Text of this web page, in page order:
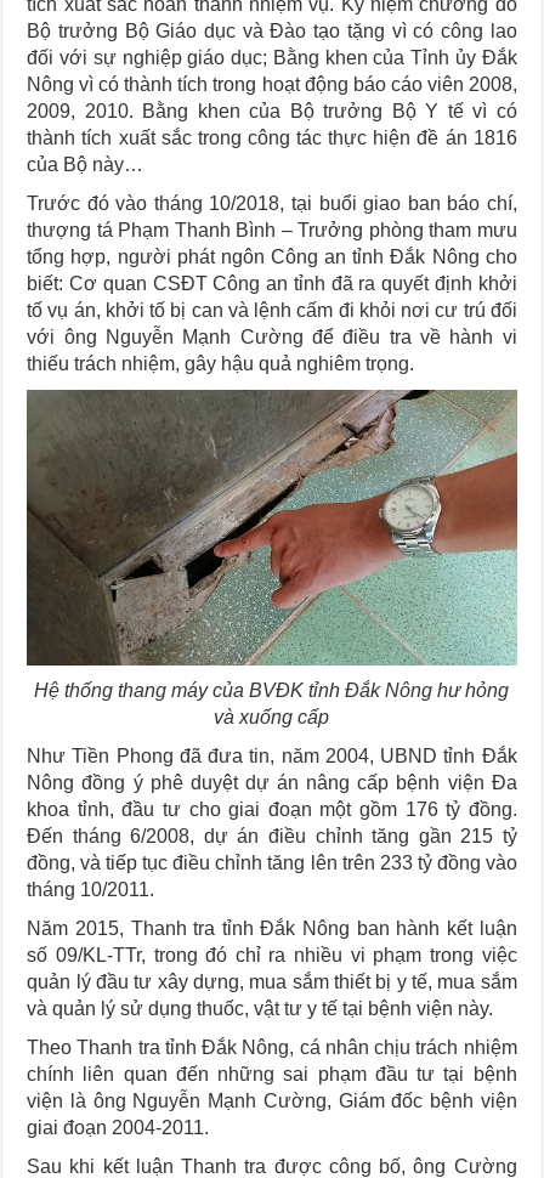
tích xuất sắc hoàn thành nhiệm vụ. Kỷ niệm chương do
Bộ trưởng Bộ Giáo dục và Đào tạo tặng vì có công lao
đối với sự nghiệp giáo dục; Bằng khen của Tỉnh ủy Đắk
Nông vì có thành tích trong hoạt động báo cáo viên 2008,
2009, 2010. Bằng khen của Bộ trưởng Bộ Y tế vì có
thành tích xuất sắc trong công tác thực hiện đề án 1816
của Bộ này…
Trước đó vào tháng 10/2018, tại buổi giao ban báo chí,
thượng tá Phạm Thanh Bình – Trưởng phòng tham mưu
tổng hợp, người phát ngôn Công an tỉnh Đắk Nông cho
biết: Cơ quan CSĐT Công an tỉnh đã ra quyết định khởi
tố vụ án, khởi tố bị can và lệnh cấm đi khỏi nơi cư trú đối
với ông Nguyễn Mạnh Cường để điều tra về hành vi
thiếu trách nhiệm, gây hậu quả nghiêm trọng.
Hệ thống thang máy của BVĐK tỉnh Đắk Nông hư hỏng
và xuống cấp
Như Tiền Phong đã đưa tin, năm 2004, UBND tỉnh Đắk
Nông đồng ý phê duyệt dự án nâng cấp bệnh viện Đa
khoa tỉnh, đầu tư cho giai đoạn một gồm 176 tỷ đồng.
Đến tháng 6/2008, dự án điều chỉnh tăng gần 215 tỷ
đồng, và tiếp tục điều chỉnh tăng lên trên 233 tỷ đồng vào
tháng 10/2011.
Năm 2015, Thanh tra tỉnh Đắk Nông ban hành kết luận
số 09/KL-TTr, trong đó chỉ ra nhiều vi phạm trong việc
quản lý đầu tư xây dựng, mua sắm thiết bị y tế, mua sắm
và quản lý sử dụng thuốc, vật tư y tế tại bệnh viện này.
Theo Thanh tra tỉnh Đắk Nông, cá nhân chịu trách nhiệm
chính liên quan đến những sai phạm đầu tư tại bệnh
viện là ông Nguyễn Mạnh Cường, Giám đốc bệnh viện
giai đoạn 2004-2011.
Sau khi kết luận Thanh tra được công bố, ông Cường